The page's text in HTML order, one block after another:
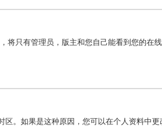
，将只有管理员，版主和您自己能看到您的在
。如果是这种原因，您可以在个人资料中